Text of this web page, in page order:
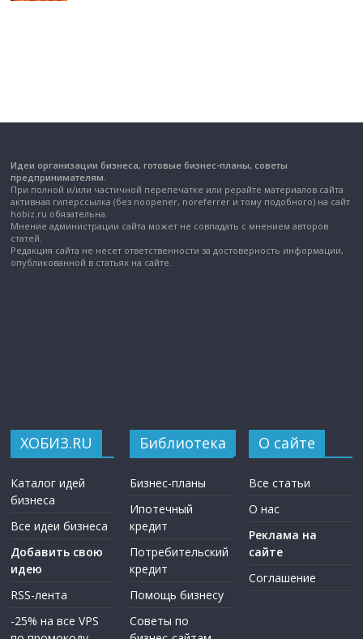
Идеи организации бизнеса, готовые бизнес-планы, советы
предпринимателям.
При полной и/или частичной перепечатке или рерайте материалов сайта
активная гиперссылка (без noopener, noreferrer и тому подобного) на сайт
hobiz.ru обязательна.
Мнение администрации сайта может не совпадать с мнением авторов
статей.
Редакция сайта не несет ответственности за достоверность информации,
опубликованной в статьях на сайте.
ХОБИЗ.RU
Каталог идей
бизнеса
Все идеи бизнеса
Добавить свою
идею
RSS-лента
-25% на все VPS
Библиотека
Бизнес-планы
Ипотечный
кредит
Потребительский
кредит
Помощь бизнесу
Советы по
О сайте
Все статьи
О нас
Реклама на
сайте
Соглашение